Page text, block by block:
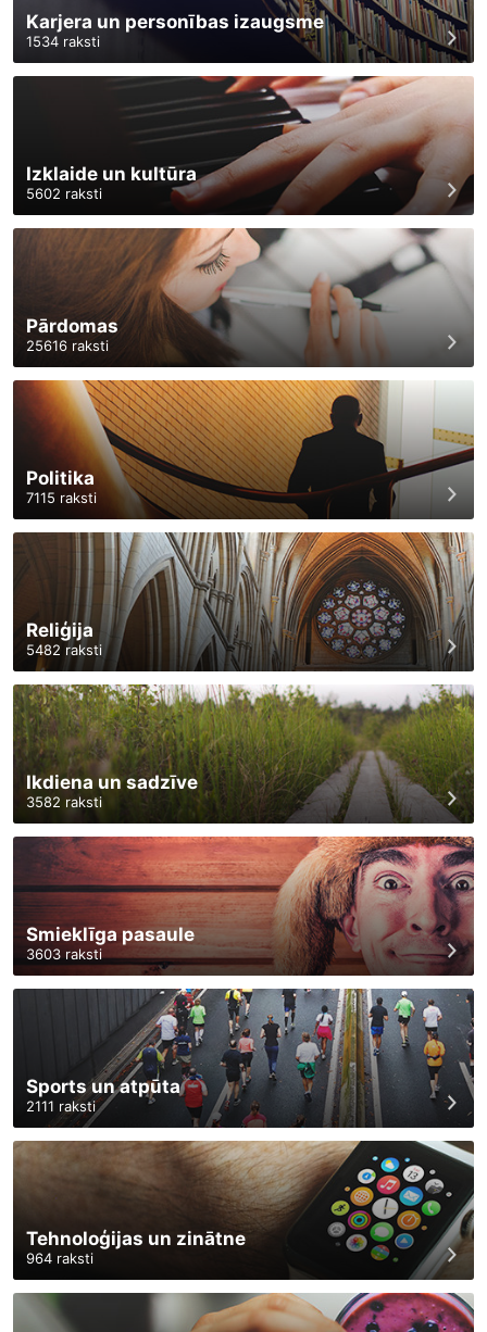
Karjera un personības izaugsme
1534 raksti
Izklaide un kultūra
5602 raksti
Pārdomas
25616 raksti
Politika
7115 raksti
Reliģija
5482 raksti
Ikdiena un sadzīve
3582 raksti
Smieklīga pasaule
3603raksti
Sports un atpūta
2111 raksti
Tehnoloģijas un zinātne
964 raksti